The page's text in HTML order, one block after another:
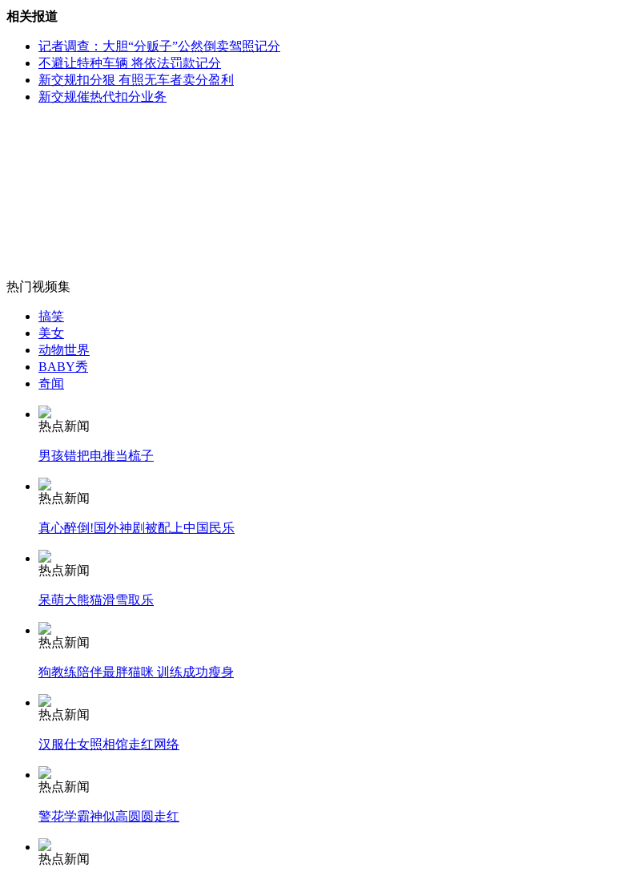
黑马止步 山东黄金不敌稠州银行
哈萨克斯坦一军用运输机坠毁致27人丧生
女孩北京地铁殴打老人 痛下狠手拳打脚踢
无痛分娩是否安全 医生回应
外交部：反对强权政治霸凌主义
外交部：有关国家言论片面不公正
安徽一实载49人客车翻车
消防员救轻生者
司机酒驾遇交警 急速倒车逃窜
相关报道
记者调查：大胆“分贩子”公然倒卖驾照记分
不避让特种车辆 将依法罚款记分
新交规扣分狠 有照无车者卖分盈利
新交规催热代扣分业务
热门视频集
搞笑
美女
动物世界
BABY秀
奇闻
热点新闻
男孩错把电推当梳子
热点新闻
真心醉倒!国外神剧被配上中国民乐
热点新闻
呆萌大熊猫滑雪取乐
热点新闻
狗教练陪伴最胖猫咪 训练成功瘦身
热点新闻
汉服仕女照相馆走红网络
热点新闻
警花学霸神似高圆圆走红
热点新闻